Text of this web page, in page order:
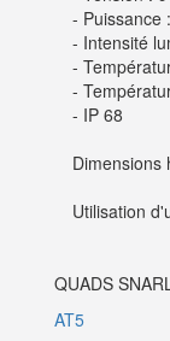
- Puissance
- Intensité
-
-
- IP 68
Dimensions
Utilisation
QUADS
AT5